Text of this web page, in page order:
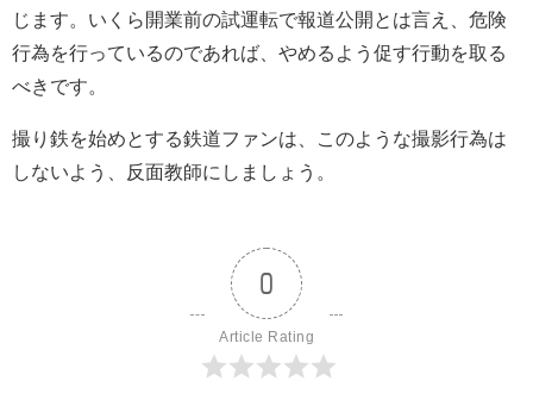
じます。いくら開業前の試運転で報道公開とは言え、危険
行為を行っているのであれば、やめるよう促す行動を取る
べきです。
撮り鉄を始めとする鉄道ファンは、このような撮影行為は
しないよう、反面教師にしましょう。
0
Article Rating